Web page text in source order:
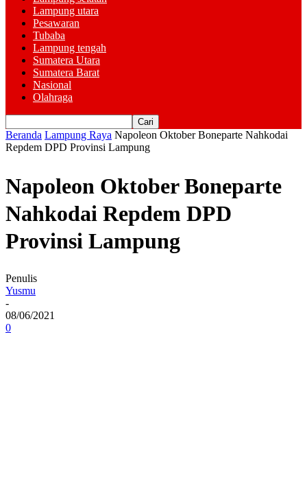
Lampung utara
Pesawaran
Tubaba
Lampung tengah
Sumatera Utara
Sumatera Barat
Nasional
Olahraga
Beranda Lampung Raya Napoleon Oktober Boneparte Nahkodai
Repdem DPD Provinsi Lampung
Napoleon Oktober Boneparte
Nahkodai Repdem DPD
Provinsi Lampung
Penulis
Yusmu
-
08/06/2021
0